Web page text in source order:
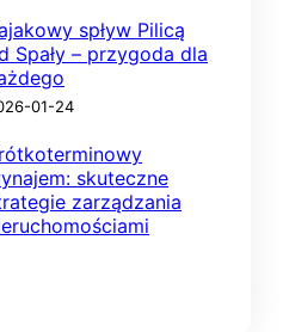
spływ Pilicą
Spały – przygoda dla
01-24
skuteczne
zarządzania